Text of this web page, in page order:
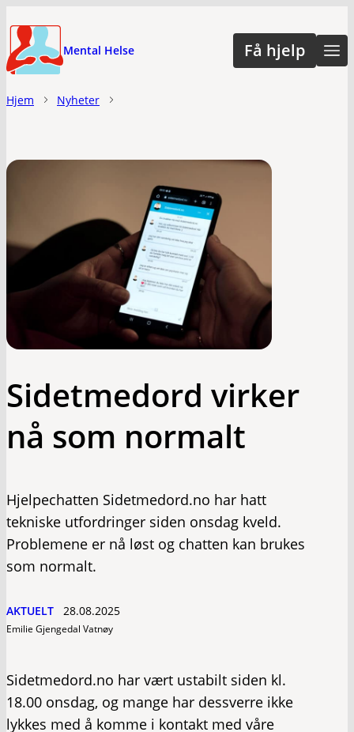
til
hovedinnhold
Mental Helse Få hjelp
Hjem Nyheter
Sidetmedord virker
nå som normalt
Hjelpechatten Sidetmedord.no har hatt
tekniske utfordringer siden onsdag kveld.
Problemene er nå løst og chatten kan brukes
som normalt.
AKTUELT 28.08.2025
Emilie Gjengedal Vatnøy
Sidetmedord.no har vært ustabilt siden kl.
18.00 onsdag, og mange har dessverre ikke
lykkes med å komme i kontakt med våre